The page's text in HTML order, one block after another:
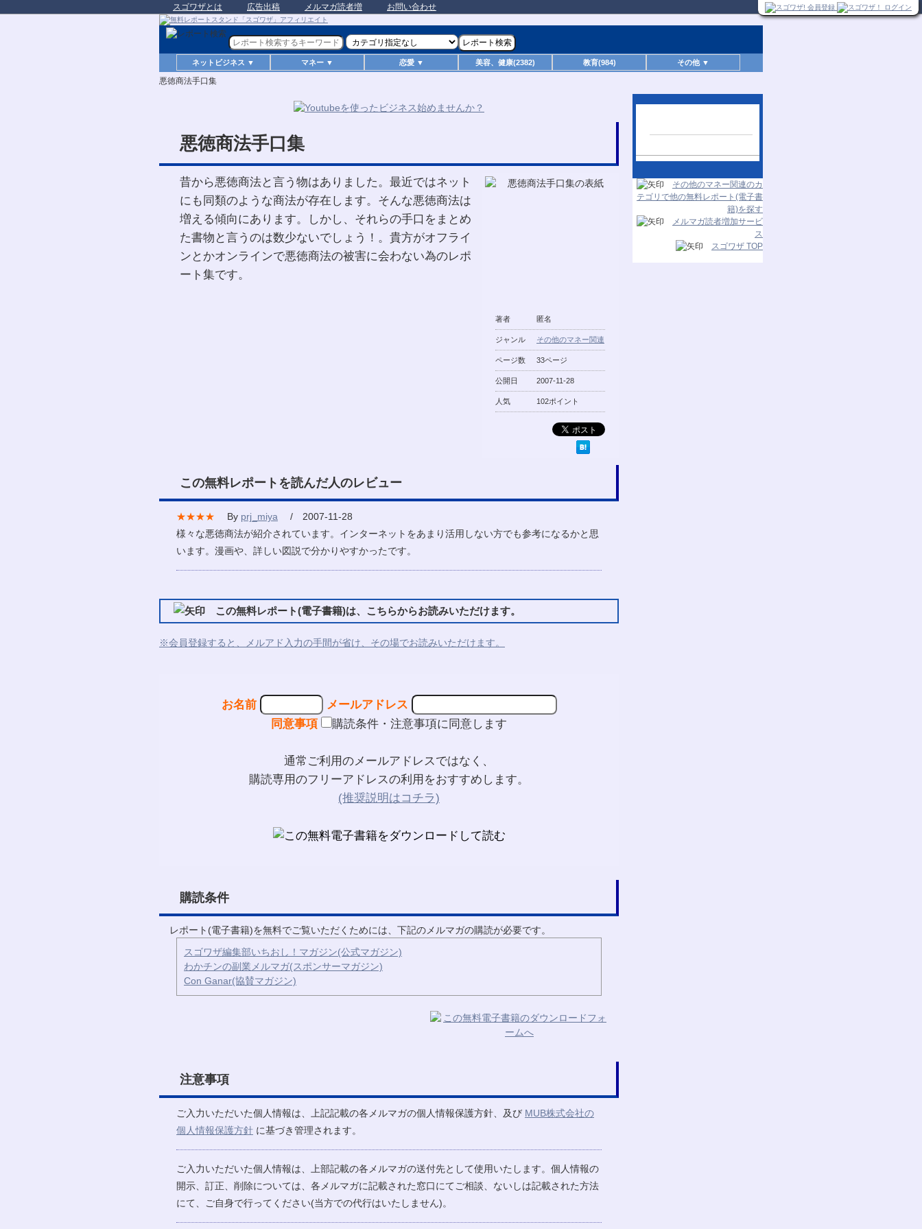
スゴワザとは 広告出稿 メルマガ読者増 お問い合わせ
ネットビジネス ▼ マネー ▼ 恋愛 ▼ 美容、健康(2382) 教育(984) その他 ▼
悪徳商法手口集
悪徳商法手口集
著者 匿名
ジャンル その他のマネー関連
ページ数 33ページ
公開日 2007-11-28
人気 102ポイント
昔から悪徳商法と言う物はありました。最近ではネット
にも同類のような商法が存在します。そんな悪徳商法は
増える傾向にあります。しかし、それらの手口をまとめ
た書物と言うのは数少ないでしょう！。貴方がオフライ
ンとかオンラインで悪徳商法の被害に会わない為のレポ
ート集です。
この無料レポートを読んだ人のレビュー
★★★★ By prj_miya / 2007-11-28
様々な悪徳商法が紹介されています。インターネットをあまり活用しない方でも参考になるかと思
います。漫画や、詳しい図説で分かりやすかったです。
この無料レポート(電子書籍)は、こちらからお読みいただけます。
※会員登録すると、メルアド入力の手間が省け、その場でお読みいただけます。
お名前
メールアドレス
同意事項
購読条件・注意事項に同意します
通常ご利用のメールアドレスではなく、
購読専用のフリーアドレスの利用をおすすめします。
(推奨説明はコチラ)
購読条件
レポート(電子書籍)を無料でご覧いただくためには、下記のメルマガの購読が必要です。
スゴワザ編集部いちおし！マガジン(公式マガジン)
わかチンの副業メルマガ(スポンサーマガジン)
Con Ganar(協賛マガジン)
注意事項
ご入力いただいた個人情報は、上記記載の各メルマガの個人情報保護方針、及び MUB株式会社の
個人情報保護方針 に基づき管理されます。
ご入力いただいた個人情報は、上部記載の各メルマガの送付先として使用いたします。個人情報の
開示、訂正、削除については、各メルマガに記載された窓口にてご相談、ないしは記載された方法
にて、ご自身で行ってください(当方での代行はいたしません)。
その他のマネー関連のカ
テゴリで他の無料レポート(電子書
籍)を探す
メルマガ読者増加サービ
ス
スゴワザ TOP